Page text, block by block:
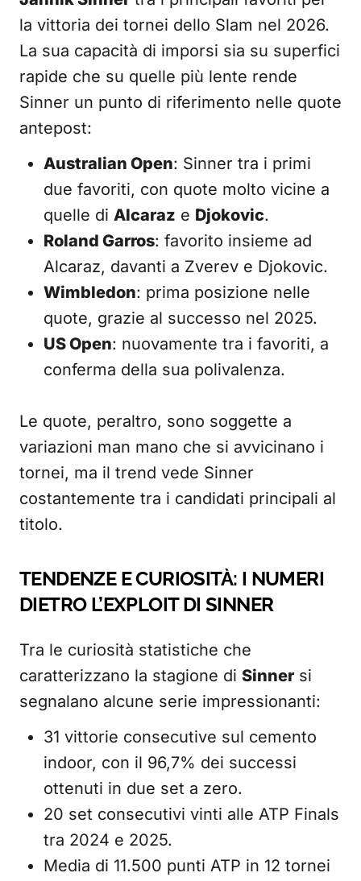
la vittoria dei tornei dello Slam nel 2026.
La sua capacità di imporsi sia su superfici
rapide che su quelle più lente rende
Sinner un punto di riferimento nelle quote
antepost:
Australian Open: Sinner tra i primi
due favoriti, con quote molto vicine a
quelle di Alcaraz e Djokovic.
Roland Garros: favorito insieme ad
Alcaraz, davanti a Zverev e Djokovic.
Wimbledon: prima posizione nelle
quote, grazie al successo nel 2025.
US Open: nuovamente tra i favoriti, a
conferma della sua polivalenza.
Le quote, peraltro, sono soggette a
variazioni man mano che si avvicinano i
tornei, ma il trend vede Sinner
costantemente tra i candidati principali al
titolo.
TENDENZE E CURIOSITÀ: I NUMERI
DIETRO L’EXPLOIT DI SINNER
Tra le curiosità statistiche che
caratterizzano la stagione di Sinner si
segnalano alcune serie impressionanti:
31 vittorie consecutive sul cemento
indoor, con il 96,7% dei successi
ottenuti in due set a zero.
20 set consecutivi vinti alle ATP Finals
tra 2024 e 2025.
Media di 11.500 punti ATP in 12 tornei